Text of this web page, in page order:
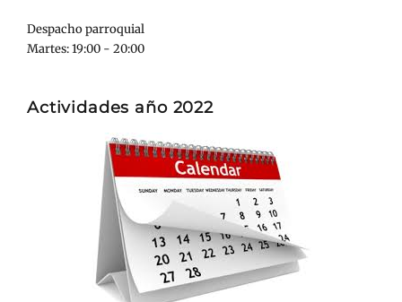
Despacho parroquial
Martes: 19:00 - 20:00
Actividades año 2022